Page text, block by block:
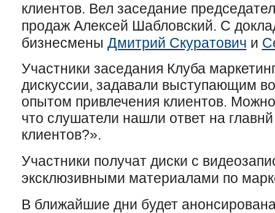
клиентов. Вел заседание
продаж Алексей Шабловский. С
бизнесмены Дмитрий Скуратович и
Участники заседания Клуба
дискуссии, задавали выступающим
опытом привлечения клиентов.
что слушатели нашли ответ на
клиентов?».
Участники получат диски с
эксклюзивными материалами по
В ближайшие дни будет